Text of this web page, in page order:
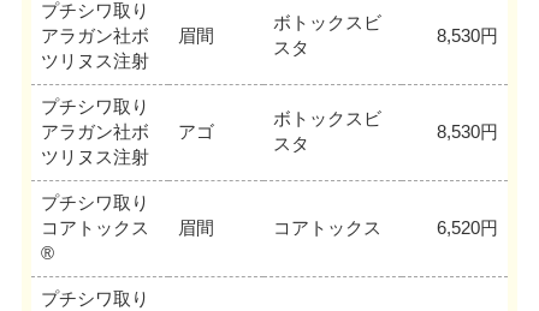
プチシワ取り
アラガン社ボ
ツリヌス注射
眉間
ボトックスビ
スタ
8,530円
プチシワ取り
アラガン社ボ
ツリヌス注射
アゴ
ボトックスビ
スタ
8,530円
プチシワ取り
コアトックス
®
眉間 コアトックス 6,520円
プチシワ取り